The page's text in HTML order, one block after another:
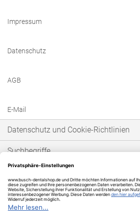
Impressum
Datenschutz
AGB
E-Mail
Datenschutz und Cookie-Richtlinien
Suchbegriffe
Bestellungen und Rücksendungen